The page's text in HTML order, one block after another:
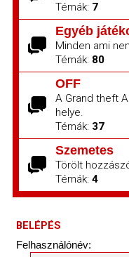
Témák: 7
Egyéb
Minden ami
Témák: 80
OFF
A Grand theft
helye.
Témák: 37
Szemetes
Törölt
Témák: 4
BELÉPÉS
Felhasználónév: